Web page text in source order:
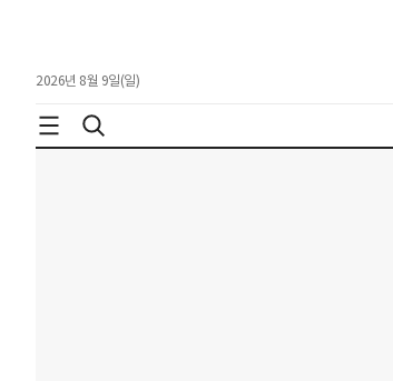
2026년 8월 9일(일)